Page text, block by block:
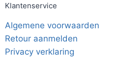
Klantenservice
Algemene voorwaarden
Retour aanmelden
Privacy verklaring